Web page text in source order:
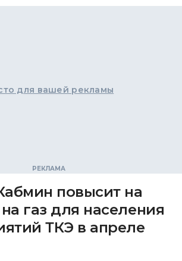
для вашей рекламы
повысит на
газ для населения
ТКЭ в апреле